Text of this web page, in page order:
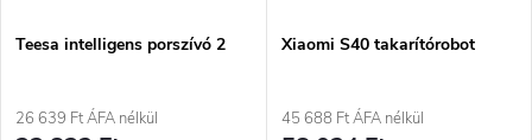
e
k
é
Teesa intelligens porszívó 2
26 639 Ft ÁFA nélkül
Xiaomi S40 takarítórobot
45 688 Ft ÁFA nélkül